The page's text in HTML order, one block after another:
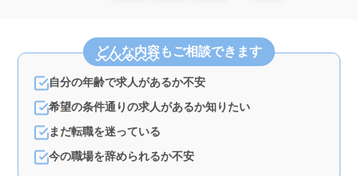
どんな内容もご相談できます
自分の年齢で求人があるか不安
希望の条件通りの求人があるか知りたい
まだ転職を迷っている
今の職場を辞められるか不安